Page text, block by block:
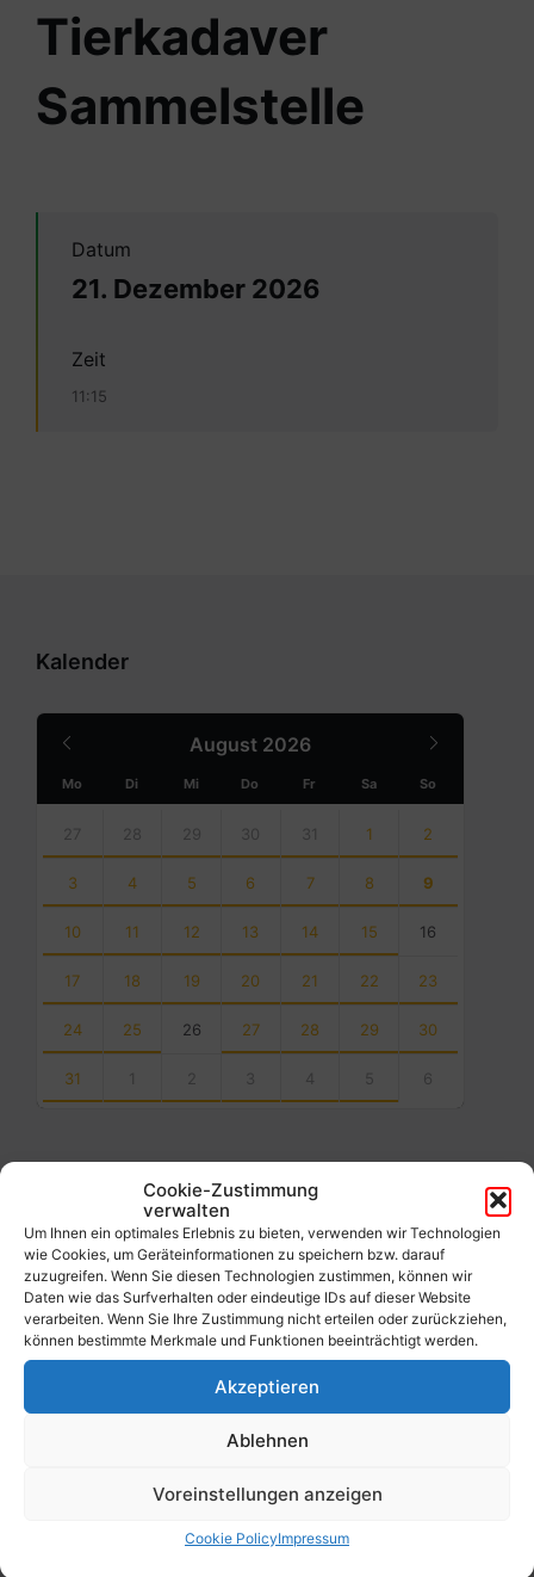
Cookie-Zustimmung
verwalten
Um Ihnen ein optimales Erlebnis zu bieten, verwenden wir Technologien
wie Cookies, um Geräteinformationen zu speichern bzw. darauf
zuzugreifen. Wenn Sie diesen Technologien zustimmen, können wir
Daten wie das Surfverhalten oder eindeutige IDs auf dieser Website
verarbeiten. Wenn Sie Ihre Zustimmung nicht erteilen oder zurückziehen,
können bestimmte Merkmale und Funktionen beeinträchtigt werden.
Akzeptieren
Ablehnen
Voreinstellungen anzeigen
Cookie PolicyImpressum
Tierkadaver
Sammelstelle
Datum
21. Dezember 2026
Zeit
11:15
Kalender
August 2026
Month
Mo Di Mi Do Fr Sa So
calendar
days
27 28 29 30 31 1 2
3 4 5 6 7 8 9
10 11 12 13 14 15 16
17 18 19 20 21 22 23
24 25 26 27 28 29 30
31 1 2 3 4 5 6
calendar
Filter
Von: